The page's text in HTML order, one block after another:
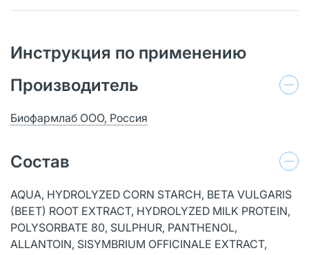
Инструкция по применению
Производитель
Биофармлаб ООО, Россия
Состав
AQUA, HYDROLYZED CORN STARCH, BETA VULGARIS
(BEET) ROOT EXTRACT, HYDROLYZED MILK PROTEIN,
POLYSORBATE 80, SULPHUR, PANTHENOL,
ALLANTOIN, SISYMBRIUM OFFICINALE EXTRACT,